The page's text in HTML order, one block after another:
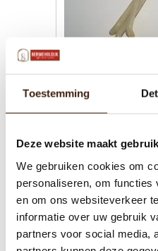
Toestemming
Deze website maakt
We gebruiken cookies om
personaliseren, om functies
en om ons websiteverkeer
informatie over uw gebruik
partners voor social media,
Verdeelkom